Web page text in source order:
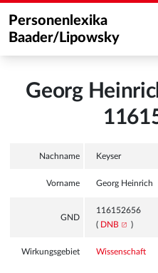
Personenlexika
Baader/Lipowsky
Georg
Nachname Keyser
Vorname Georg Heinrich
GND
116152656
( DNB )
Wirkungsgebiet Wissenschaft